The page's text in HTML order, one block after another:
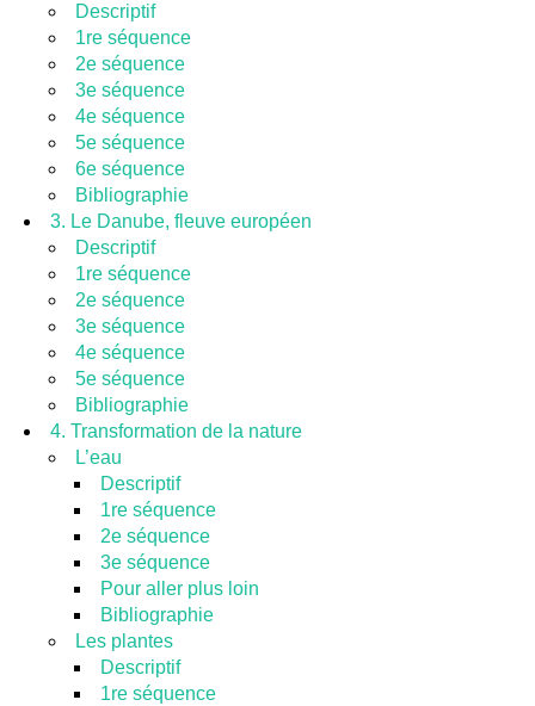
Descriptif
1re séquence
2e séquence
3e séquence
4e séquence
5e séquence
6e séquence
Bibliographie
3. Le Danube, fleuve européen
Descriptif
1re séquence
2e séquence
3e séquence
4e séquence
5e séquence
Bibliographie
4. Transformation de la nature
L’eau
Descriptif
1re séquence
2e séquence
3e séquence
Pour aller plus loin
Bibliographie
Les plantes
Descriptif
1re séquence